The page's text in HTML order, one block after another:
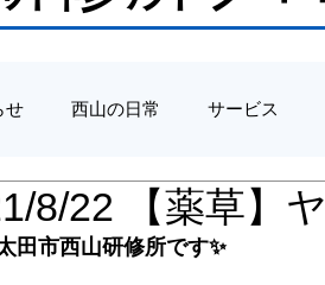
せ 西山の日常 サービス
8/22 【薬草】
田市西山研修所です✨